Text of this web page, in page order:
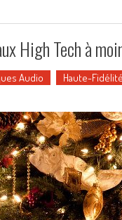
High Tech à
Audio Haute-Fidélité